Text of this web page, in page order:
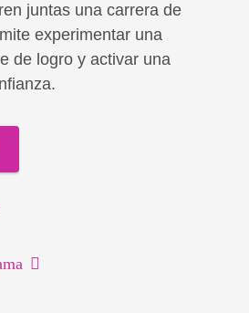
juntas una carrera de
experimentar una
de logro y activar una